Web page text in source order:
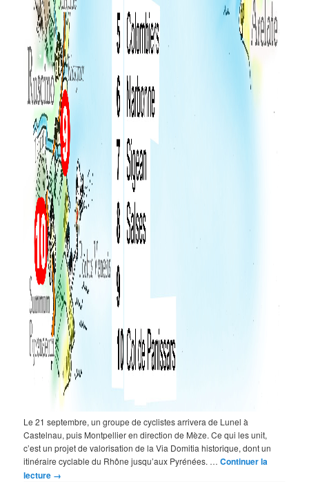
Le 21 septembre, un groupe de cyclistes arrivera de Lunel à
Castelnau, puis Montpellier en direction de Mèze. Ce qui les unit,
c’est un projet de valorisation de la Via Domitia historique, dont un
itinéraire cyclable du Rhône jusqu’aux Pyrénées. …Continuer la
lecture →